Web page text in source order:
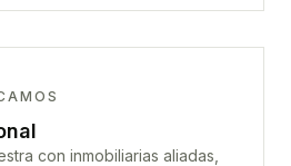
con inmobiliarias aliadas,